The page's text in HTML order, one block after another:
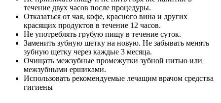
течение двух часов после процедуры.
Отказаться от чая, кофе, красного вина и других
красящих продуктов в течение 12 часов.
Не употреблять грубую пищу в течение суток.
Заменить зубную щетку на новую. Не забывать менять
зубную щетку через каждые 3 месяца.
Очищать межзубные промежутки зубной нитью или
межзубными ершиками.
Использовать рекомендуемые лечащим врачом средства
гигиены